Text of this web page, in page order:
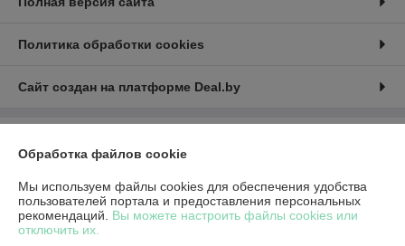
Политика обработки cookies
Сайт создан на платформе Deal.by
«Красное солнце»
212030, Республика Беларусь, г. Могилев, б-р Днепровский д.16-7 офис
Обработка файлов cookie
Мы используем файлы cookies для обеспечения удобства
пользователей портала и предоставления персональных
рекомендаций. Вы можете настроить файлы cookies или
отключить их.